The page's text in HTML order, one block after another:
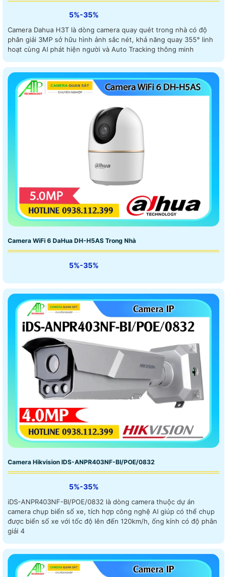
5%-35%
Camera Dahua H3T là dòng camera quay quét trong nhà có độ
phân giải 3MP sở hữu hình ảnh sắc nét, khả năng quay 355° linh
hoạt cùng AI phát hiện người và Auto Tracking thông minh
Camera WiFi 6 DaHua DH-H5AS Trong Nhà
5%-35%
Camera Hikvision IDS-ANPR403NF-BI/POE/0832
5%-35%
iDS-ANPR403NF-BI/POE/0832 là dòng camera thuộc dự án
camera chụp biển số xe, tích hợp công nghệ AI giúp có thể chụp
được biển số xe với tốc độ lên đến 120km/h, ống kính có độ phân
giải 4